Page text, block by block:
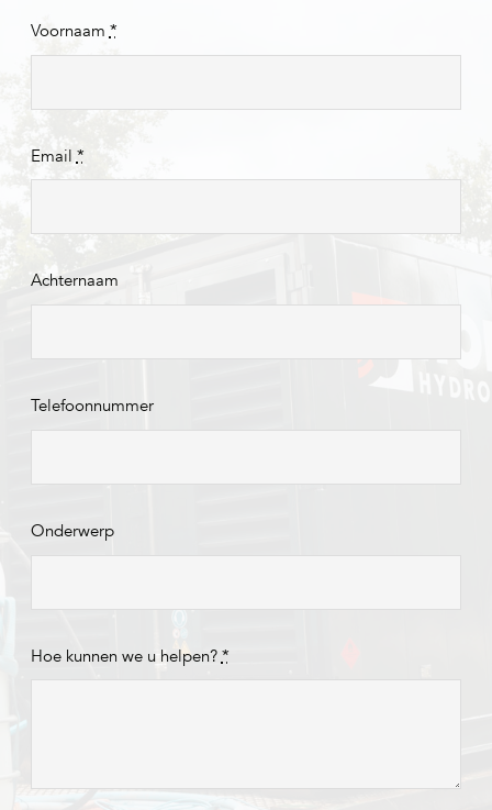
Voornaam *
Email *
Achternaam
Telefoonnummer
Onderwerp
Hoe kunnen we u helpen? *